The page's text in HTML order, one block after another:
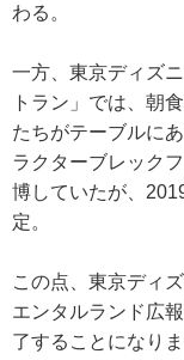
わる。
一方、東京ディズ
トラン」では、朝
たちがテーブルに
ラクターブレック
博していたが、
定。
この点、東京ディ
エンタルランド広
了することになり